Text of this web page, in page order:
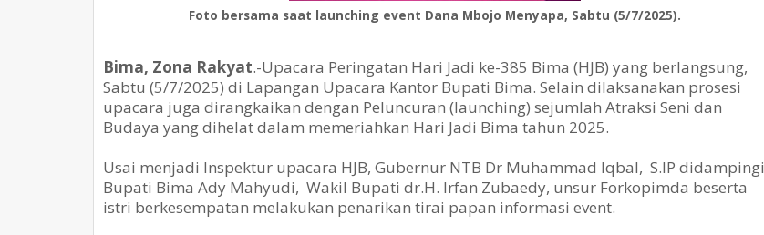
Foto bersama saat launching event Dana Mbojo Menyapa, Sabtu (5/7/2025).
Bima, Zona Rakyat.-Upacara Peringatan Hari Jadi ke-385 Bima (HJB) yang berlangsung,
Sabtu (5/7/2025) di Lapangan Upacara Kantor Bupati Bima. Selain dilaksanakan prosesi
upacara juga dirangkaikan dengan Peluncuran (launching) sejumlah Atraksi Seni dan
Budaya yang dihelat dalam memeriahkan Hari Jadi Bima tahun 2025.
Usai menjadi Inspektur upacara HJB, Gubernur NTB Dr Muhammad Iqbal, S.IP didampingi
Bupati Bima Ady Mahyudi, Wakil Bupati dr.H. Irfan Zubaedy, unsur Forkopimda beserta
istri berkesempatan melakukan penarikan tirai papan informasi event.